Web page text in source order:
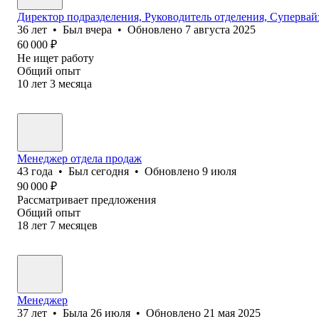
Директор подразделения, Руководитель отделения,
36 лет • Был вчера • Обновлено 7 августа 2025
60 000 ₽
Не ищет работу
Общий опыт
10 лет 3 месяца
Менеджер отдела продаж
43 года • Был сегодня • Обновлено 9 июля
90 000 ₽
Рассматривает предложения
Общий опыт
18 лет 7 месяцев
Менеджер
37 лет • Была 26 июля • Обновлено 21 мая 2025